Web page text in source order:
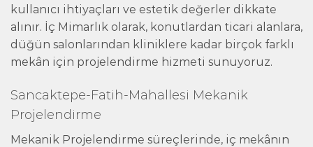
kullanıcı ihtiyaçları ve estetik değerler dikkate
alınır. İç Mimarlık olarak, konutlardan ticari alanlara,
düğün salonlarından kliniklere kadar birçok farklı
mekân için projelendirme hizmeti sunuyoruz.
Sancaktepe-Fatih-Mahallesi Mekanik
Projelendirme
Mekanik Projelendirme süreçlerinde, iç mekânın